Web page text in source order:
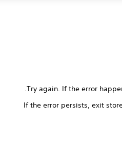
Try again. If the error
If the error persists, exit